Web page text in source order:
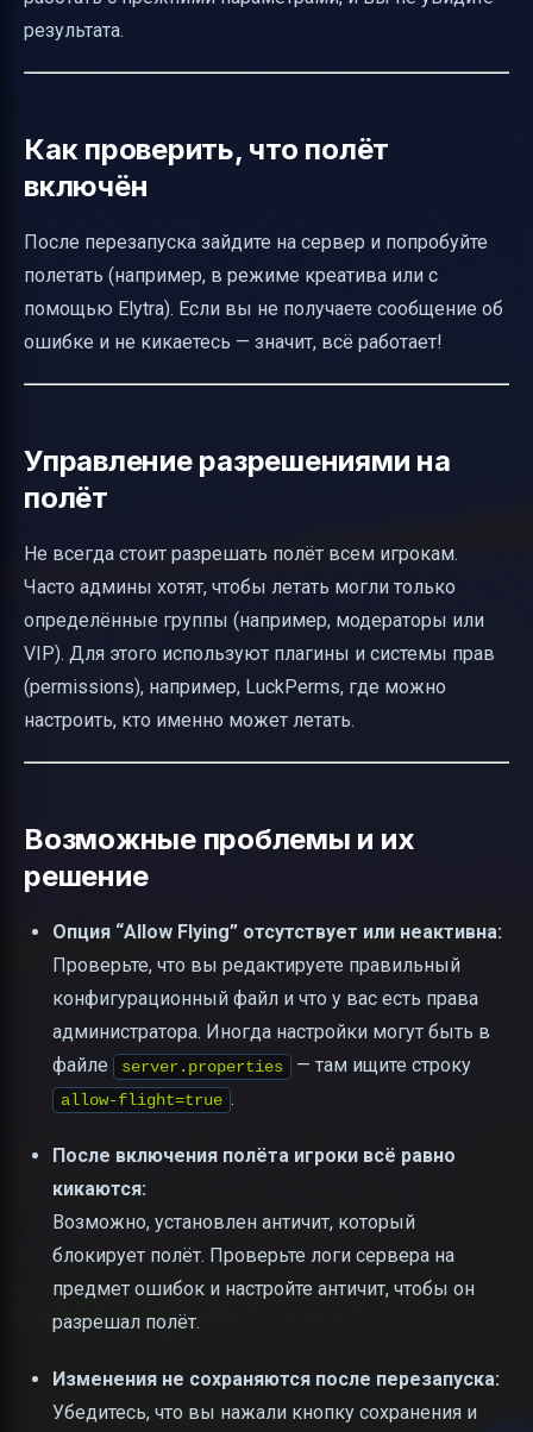
результата.
Как проверить, что полёт
включён
После перезапуска зайдите на сервер и попробуйте
полетать (например, в режиме креатива или с
помощью Elytra). Если вы не получаете сообщение об
ошибке и не кикаетесь — значит, всё работает!
Управление разрешениями на
полёт
Не всегда стоит разрешать полёт всем игрокам.
Часто админы хотят, чтобы летать могли только
определённые группы (например, модераторы или
VIP). Для этого используют плагины и системы прав
(permissions), например, LuckPerms, где можно
настроить, кто именно может летать.
Возможные проблемы и их
решение
Опция “Allow Flying” отсутствует или неактивна:
Проверьте, что вы редактируете правильный
конфигурационный файл и что у вас есть права
администратора. Иногда настройки могут быть в
файле
server.properties — там ищите строку
allow-flight=true .
После включения полёта игроки всё равно
кикаются:
Возможно, установлен античит, который
блокирует полёт. Проверьте логи сервера на
предмет ошибок и настройте античит, чтобы он
разрешал полёт.
Изменения не сохраняются после перезапуска:
Убедитесь, что вы нажали кнопку сохранения и